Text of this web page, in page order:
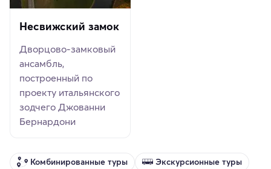
Несвижский замок
Дворцово-замковый
ансамбль,
построенный по
проекту итальянского
зодчего Джованни
Бернардони
Комбинированные туры Экскурсионные туры